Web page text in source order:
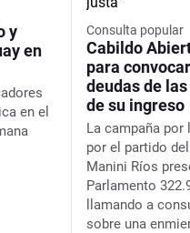
y
en
en el
Consulta popular
Cabildo
para
deudas de
de su ingreso
La campaña por
por el partido
Manini Ríos
Parlamento
llamando a
sobre una